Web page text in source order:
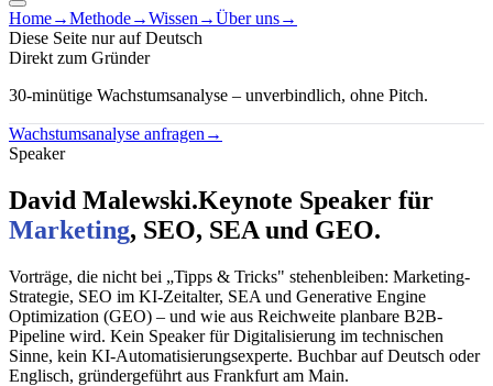
Home→Methode→Wissen →Über uns→
Diese Seite nur auf Deutsch
Direkt zum Gründer
30-minütige Wachstumsanalyse – unverbindlich, ohne Pitch.
Wachstumsanalyse anfragen →
Speaker
David Malewski.Keynote Speaker für
Marketing, SEO, SEA und GEO.
Vorträge, die nicht bei „Tipps & Tricks" stehenbleiben: Marketing-
Strategie, SEO im KI-Zeitalter, SEA und Generative Engine
Optimization (GEO) – und wie aus Reichweite planbare B2B-
Pipeline wird. Kein Speaker für Digitalisierung im technischen
Sinne, kein KI-Automatisierungsexperte. Buchbar auf Deutsch oder
Englisch, gründergeführt aus Frankfurt am Main.